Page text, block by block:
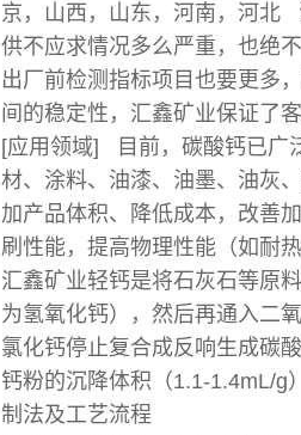
京，山西，山东，河南，河北
供不应求情况多么严重，也绝
出厂前检测指标项目也要更多
间的稳定性，汇鑫矿业保证了
[应用领域] 目前，碳酸钙已广
材、涂料、油漆、油墨、油灰
加产品体积、降低成本，改善
刷性能，提高物理性能（如耐
汇鑫矿业轻钙是将石灰石等原
为氢氧化钙），然后再通入二
氯化钙停止复合成反响生成碳
钙粉的沉降体积（1.1-1.4mL/g
制法及工艺流程